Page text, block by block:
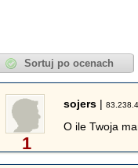
1
sojers |
O ile Twoja